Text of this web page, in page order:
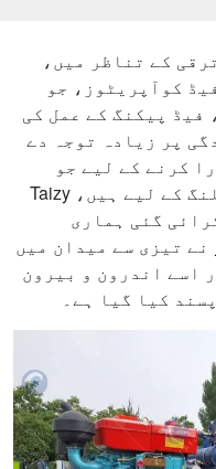
کے تناظر میں،
کوآپریٹوز، جو
فیڈ پیکنگ کے عمل کی
پر زیادہ توجہ دے
کرنے کے لیے جو
موثر، معیاری اور مستحکم بیلنگ کے لیے ہیں، Taizy
نے تیزی سے میدان میں
اسے اندرون و بیرون
کیا گیا ہے۔